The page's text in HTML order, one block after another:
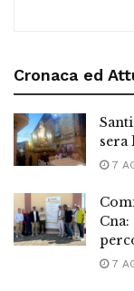
Cronaca ed
sera
7
7